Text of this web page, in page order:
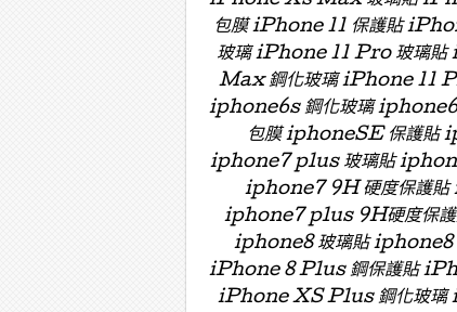
包膜 iPhone 11 保護貼
玻璃 iPhone 11 Pro 玻璃
Max 鋼化玻璃 iPhone 11
iphone6s 鋼化玻璃
包膜 iphoneSE 保護貼
iphone7 plus 玻璃貼
iphone7 9H 硬度保護貼
iphone7 plus 9H硬度保護
iphone8 玻璃貼 iphone8
iPhone 8 Plus 鋼保護貼
iPhone XS Plus 鋼化玻璃